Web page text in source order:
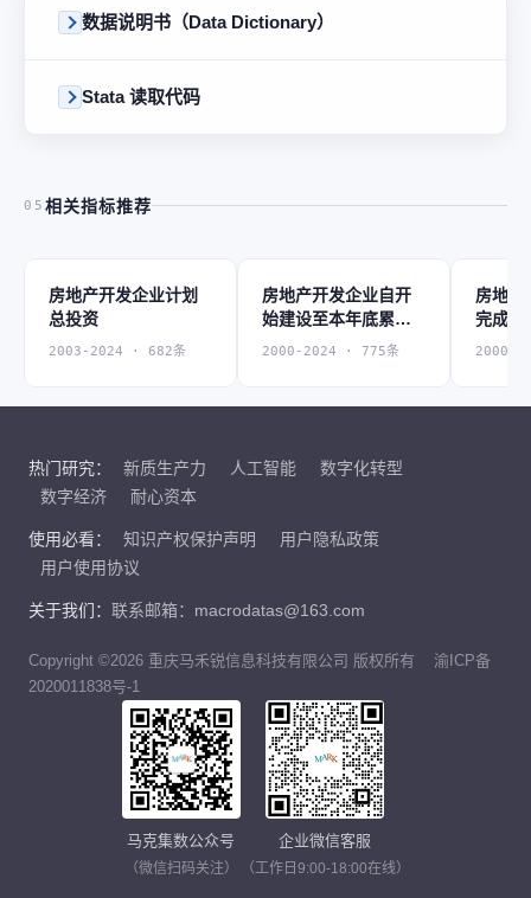
数据说明书（Data Dictionary）
Stata 读取代码
05 相关指标推荐
房地产开发企业计划
总投资
2003-2024 · 682条
房地产开发企业自开
始建设至本年底累计
完成投资
2000-2024 · 775条
房地产
完成投
2000-
热门研究： 新质生产力 人工智能
数字化转型
数字经济
耐心资本
使用必看： 知识产权保护声明
用户隐私政策
用户使用协议
关于我们： 联系邮箱：macrodatas@163.com
Copyright ©2026 重庆马禾锐信息科技有限公司 版权所有
渝ICP备
2020011838号-1
马克集数公众号
（微信扫码关注）
企业微信客服
（工作日9:00-18:00在线）